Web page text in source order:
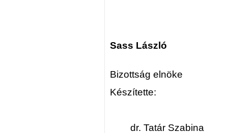
Sass László
Bizottság elnöke
Készítette:
dr. Tatár Szabina